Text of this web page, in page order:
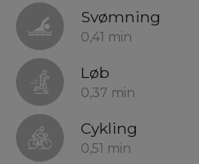
Svømning
0,41 min
Løb
0,37 min
Cykling
0,51 min